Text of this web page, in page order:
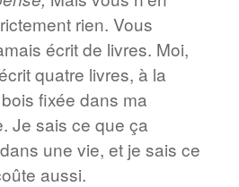
rien. Vous
écrit de livres. Moi,
quatre livres, à la
fixée dans ma
Je sais ce que ça
une vie, et je sais ce
aussi.